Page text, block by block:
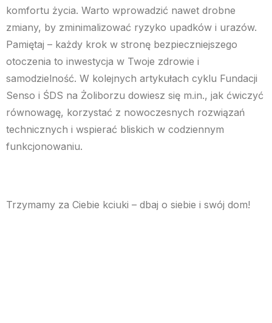
komfortu życia. Warto wprowadzić nawet drobne
zmiany, by zminimalizować ryzyko upadków i urazów.
Pamiętaj – każdy krok w stronę bezpieczniejszego
otoczenia to inwestycja w Twoje zdrowie i
samodzielność. W kolejnych artykułach cyklu Fundacji
Senso i ŚDS na Żoliborzu dowiesz się m.in., jak ćwiczyć
równowagę, korzystać z nowoczesnych rozwiązań
technicznych i wspierać bliskich w codziennym
funkcjonowaniu.
Trzymamy za Ciebie kciuki – dbaj o siebie i swój dom!